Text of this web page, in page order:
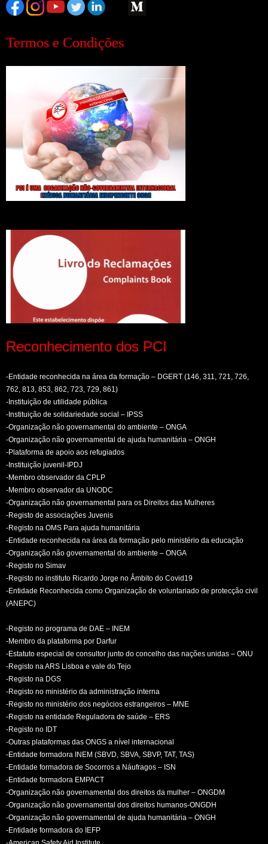
Termos e Condições
Reconhecimento dos PCI
-Entidade reconhecida na área da formação – DGERT (146, 311, 721, 726,
762, 813, 853, 862, 723, 729, 861)
-Instituição de utilidade pública
-Instituição de solidariedade social – IPSS
-Organização não governamental do ambiente – ONGA
-Organização não governamental de ajuda humanitária – ONGH
-Plataforma de apoio aos refugiados
-Instituição juvenil-IPDJ
-Membro observador da CPLP
-Membro observador da UNODC
-Organização não governamental para os Direitos das Mulheres
-Registo de associações Juvenis
-Registo na OMS Para ajuda humanitária
-Entidade reconhecida na área da formação pelo ministério da educação
-Organização não governamental do ambiente – ONGA
-Registo no Simav
-Registo no instituto Ricardo Jorge no Âmbito do Covid19
-Entidade Reconhecida como Organização de voluntariado de protecção civil
(ANEPC)
-Registo no programa de DAE – INEM
-Membro da plataforma por Darfur
-Estatuto especial de consultor junto do concelho das nações unidas – ONU
-Registo na ARS Lisboa e vale do Tejo
-Registo na DGS
-Registo no ministério da administração interna
-Registo no ministério dos negócios estrangeiros – MNE
-Registo na entidade Reguladora de saúde – ERS
-Registo no IDT
-Outras plataformas das ONGS a nível internacional
-Entidade formadora INEM (SBVD, SBVA, SBVP, TAT, TAS)
-Entidade formadora de Socorros a Náufragos – ISN
-Entidade formadora EMPACT
-Organização não governamental dos direitos da mulher – ONGDM
-Organização não governamental dos direitos humanos-ONGDH
-Organização não governamental de ajuda humanitária – ONGH
-Entidade formadora do IEFP